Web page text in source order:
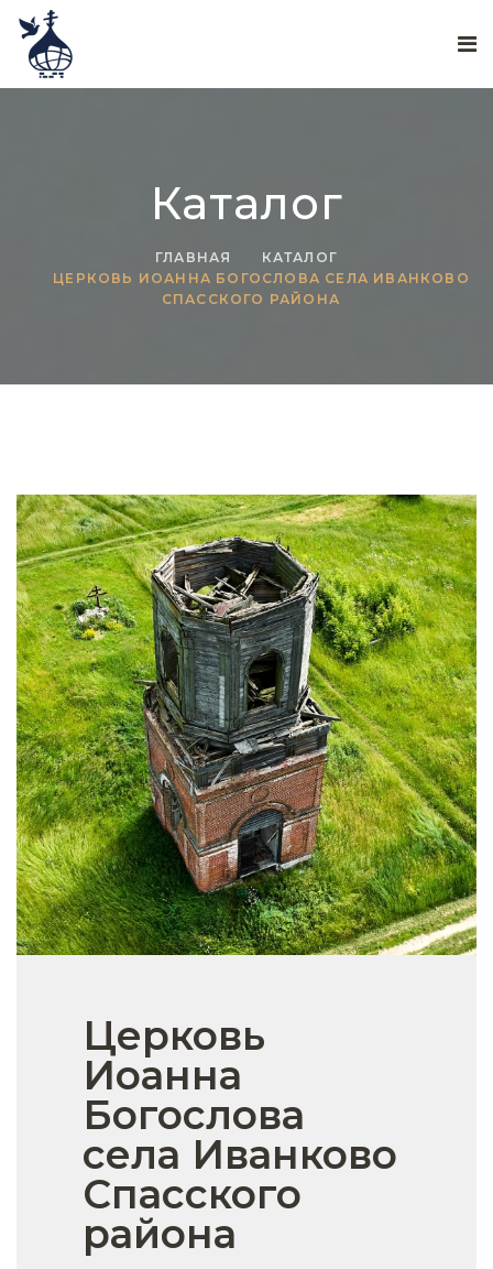
Каталог
ГЛАВНАЯ
КАТАЛОГ
ЦЕРКОВЬ ИОАННА БОГОСЛОВА СЕЛА ИВАНКОВО
СПАССКОГО РАЙОНА
Церковь
Иоанна
Богослова
села Иванково
Спасского
района